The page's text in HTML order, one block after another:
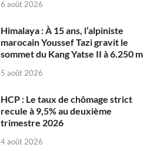
6 août 2026
Himalaya : À 15 ans, l’alpiniste
marocain Youssef Tazi gravit le
sommet du Kang Yatse II à 6.250 m
5 août 2026
HCP : Le taux de chômage strict
recule à 9,5% au deuxième
trimestre 2026
4 août 2026